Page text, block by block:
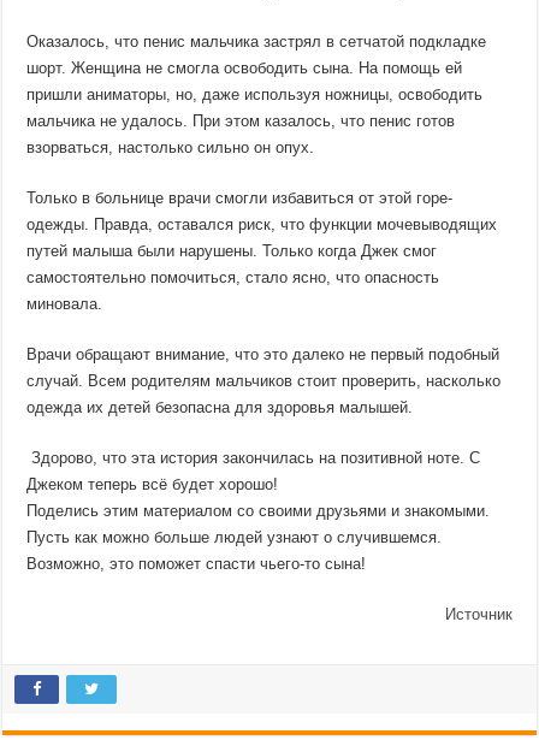
Оказалось, что пенис мальчика застрял в сетчатой подкладке
шорт. Женщина не смогла освободить сына. На помощь ей
пришли аниматоры, но, даже используя ножницы, освободить
мальчика не удалось. При этом казалось, что пенис готов
взорваться, настолько сильно он опух.
Только в больнице врачи смогли избавиться от этой горе-
одежды. Правда, оставался риск, что функции мочевыводящих
путей малыша были нарушены. Только когда Джек смог
самостоятельно помочиться, стало ясно, что опасность
миновала.
Врачи обращают внимание, что это далеко не первый подобный
случай. Всем родителям мальчиков стоит проверить, насколько
одежда их детей безопасна для здоровья малышей.
Здорово, что эта история закончилась на позитивной ноте. С
Джеком теперь всё будет хорошо!
Поделись этим материалом со своими друзьями и знакомыми.
Пусть как можно больше людей узнают о случившемся.
Возможно, это поможет спасти чьего-то сына!
Источник